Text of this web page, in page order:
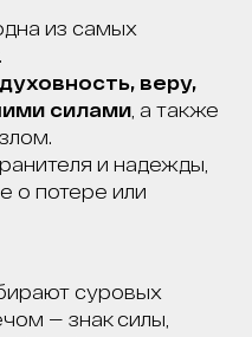
из самых
веру,
силами , а также
и надежды,
о потере или
суровых
— знак силы,